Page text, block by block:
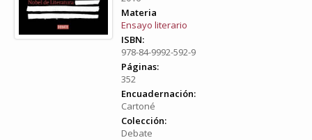
Materia
Ensayo literario
ISBN:
978-84-9992-592-9
Páginas:
352
Encuadernación:
Cartoné
Colección:
Debate